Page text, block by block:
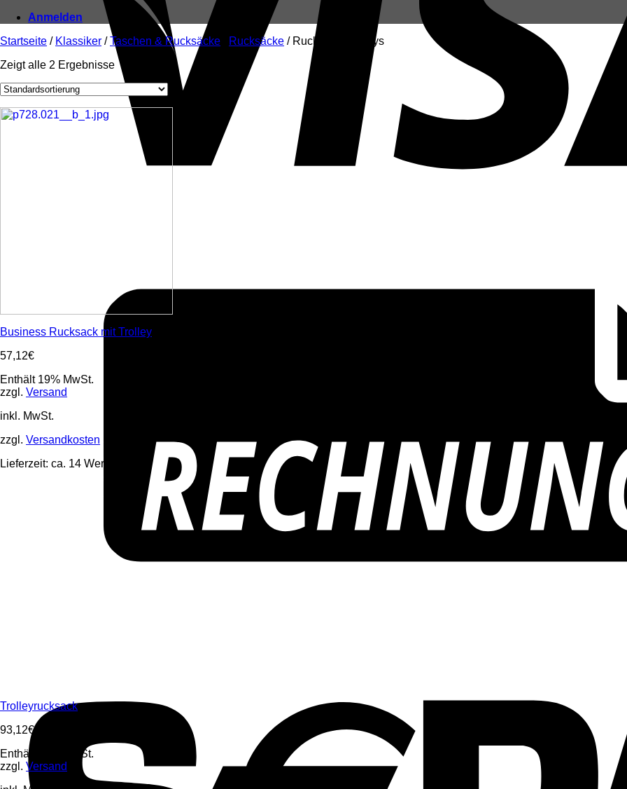
Anmelden
Startseite / Klassiker / Taschen & Rucksäcke Rucksäcke /Rucksack-Trolleys
Zeigt alle 2 Ergebnisse
Business Rucksack mit Trolley
57,12€
Enthält 19% MwSt.
zzgl. Versand
inkl. MwSt.
zzgl. Versandkosten
Lieferzeit: ca. 14 Werktage
Trolleyrucksack
93,12€
Enthält 19% MwSt.
zzgl. Versand